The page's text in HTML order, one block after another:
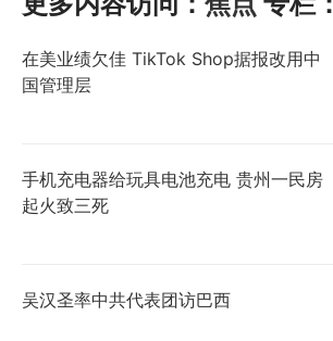
在美业绩欠佳 TikTok Shop据报改用中
国管理层
手机充电器给玩具电池充电 贵州一民房
起火致三死
吴汉圣率中共代表团访巴西